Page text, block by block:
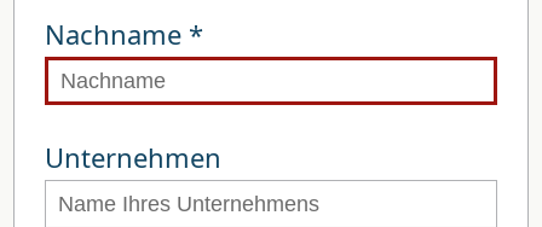
Nachname *
Unternehmen